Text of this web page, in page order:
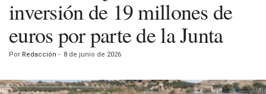
inversión de 19 millones de
euros por parte de la Junta
Por Redacción - 8 de junio de 2026